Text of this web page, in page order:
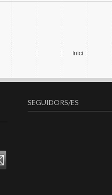
Inici
SEGUIDORS/ES